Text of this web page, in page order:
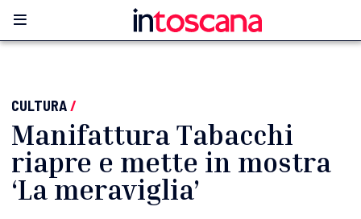
CULTURA/
Manifattura Tabacchi
riapre e mette in mostra
‘La meraviglia’